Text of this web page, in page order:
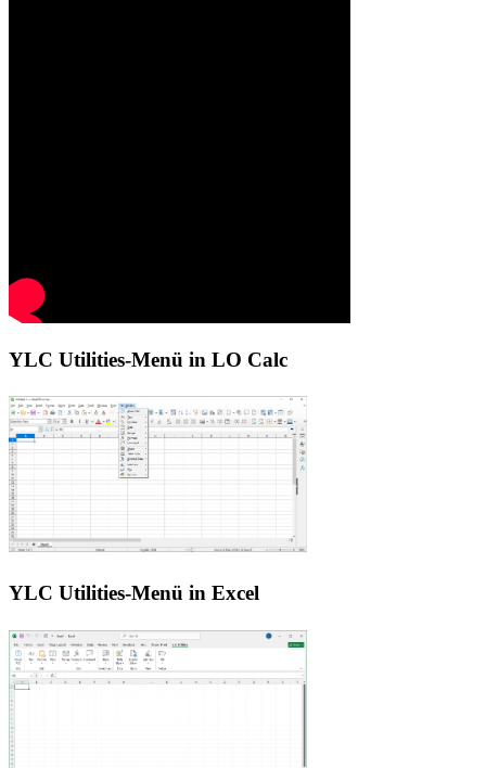
YLC Utilities-Menü in LO Calc
YLC Utilities-Menü in Excel